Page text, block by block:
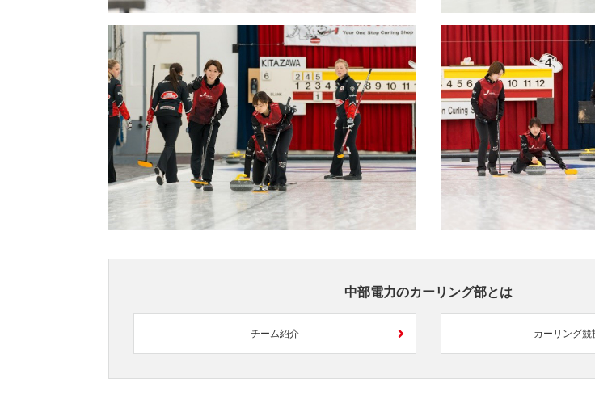
中部電力のカーリング部とは
チーム紹介 カーリング競